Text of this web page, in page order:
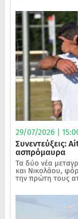
29/07/2026 |
Συνεντεύξεις:
ασπρόμαυρα
Τα δύο νέα
και Νικολάου,
την πρώτη τους